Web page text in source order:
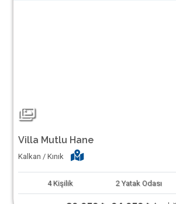
Villa Mutlu Hane
Kalkan / Kınık
4 Kişilik 2 Yatak Odası